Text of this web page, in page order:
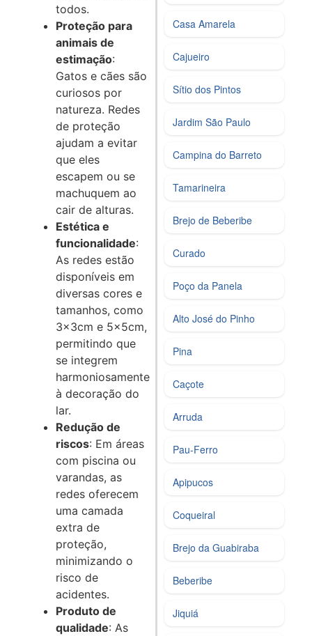
todos.
Proteção para
animais de
estimação:
Gatos e cães são
curiosos por
natureza. Redes
de proteção
ajudam a evitar
que eles
escapem ou se
machuquem ao
cair de alturas.
Estética e
funcionalidade:
As redes estão
disponíveis em
diversas cores e
tamanhos, como
3x3cm e 5x5cm,
permitindo que
se integrem
harmoniosamente
à decoração do
lar.
Redução de
riscos: Em áreas
com piscina ou
varandas, as
redes oferecem
uma camada
extra de
proteção,
minimizando o
risco de
acidentes.
Produto de
qualidade: As
Casa Amarela
Cajueiro
Sítio dos Pintos
Jardim São Paulo
Campina do Barreto
Tamarineira
Brejo de Beberibe
Curado
Poço da Panela
Alto José do Pinho
Pina
Caçote
Arruda
Pau-Ferro
Apipucos
Coqueiral
Brejo da Guabiraba
Beberibe
Jiquiá